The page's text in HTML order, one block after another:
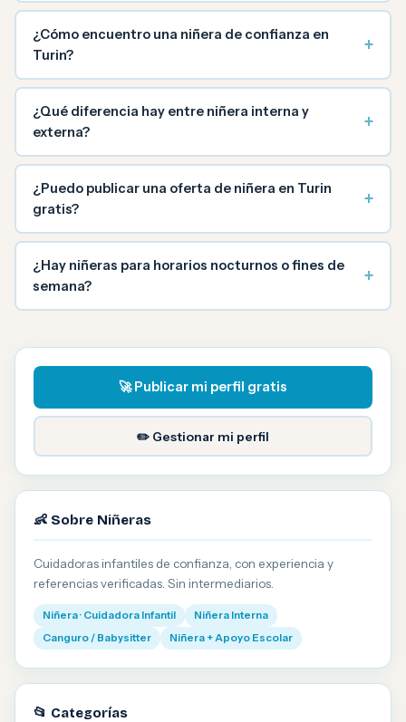
¿Cómo encuentro una niñera de confianza en
Turin?
+
¿Qué diferencia hay entre niñera interna y
externa?
+
¿Puedo publicar una oferta de niñera en Turin
gratis?
+
¿Hay niñeras para horarios nocturnos o fines de
semana?
+
🚀 Publicar mi perfil gratis
✏️ Gestionar mi perfil
👶 Sobre Niñeras
Cuidadoras infantiles de confianza, con experiencia y
referencias verificadas. Sin intermediarios.
Niñera · Cuidadora Infantil
Niñera Interna
Canguro / Babysitter
Niñera + Apoyo Escolar
📂 Categorías